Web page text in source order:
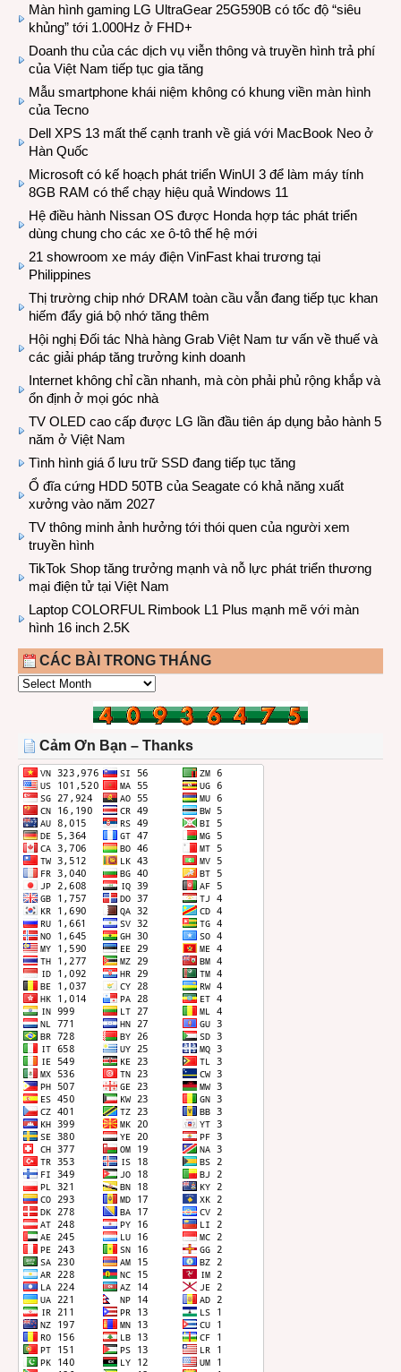
Màn hình gaming LG UltraGear 25G590B có tốc độ “siêu
khủng” tới 1.000Hz ở FHD+
Doanh thu của các dịch vụ viễn thông và truyền hình trả phí
của Việt Nam tiếp tục gia tăng
Mẫu smartphone khái niệm không có khung viền màn hình
của Tecno
Dell XPS 13 mất thế cạnh tranh về giá với MacBook Neo ở
Hàn Quốc
Microsoft có kế hoạch phát triển WinUI 3 để làm máy tính
8GB RAM có thể chạy hiệu quả Windows 11
Hệ điều hành Nissan OS được Honda hợp tác phát triển
dùng chung cho các xe ô-tô thế hệ mới
21 showroom xe máy điện VinFast khai trương tại
Philippines
Thị trường chip nhớ DRAM toàn cầu vẫn đang tiếp tục khan
hiếm đẩy giá bộ nhớ tăng thêm
Hội nghị Đối tác Nhà hàng Grab Việt Nam tư vấn về thuế và
các giải pháp tăng trưởng kinh doanh
Internet không chỉ cần nhanh, mà còn phải phủ rộng khắp và
ổn định ở mọi góc nhà
TV OLED cao cấp được LG lần đầu tiên áp dụng bảo hành 5
năm ở Việt Nam
Tình hình giá ổ lưu trữ SSD đang tiếp tục tăng
Ổ đĩa cứng HDD 50TB của Seagate có khả năng xuất
xưởng vào năm 2027
TV thông minh ảnh hưởng tới thói quen của người xem
truyền hình
TikTok Shop tăng trưởng mạnh và nỗ lực phát triển thương
mại điện tử tại Việt Nam
Laptop COLORFUL Rimbook L1 Plus mạnh mẽ với màn
hình 16 inch 2.5K
CÁC BÀI TRONG THÁNG
CÁC
THÁNG
Cảm Ơn Bạn – Thanks